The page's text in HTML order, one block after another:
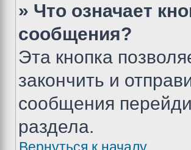
» Что означает
сообщения?
Эта кнопка
закончить и
сообщения
раздела.